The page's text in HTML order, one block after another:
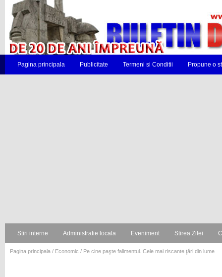
Pagina principala Publicitate Termeni si Conditii Propune o
Stiri interne Administratie locala Eveniment Stirea Zilei
Pagina principala / Economic / Pe cine paşte falimentul. Cele mai riscante ţări din lume